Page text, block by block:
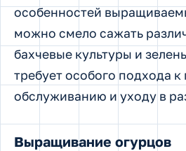
особенностей
можно смело сажать
бахчевые культуры и
требует особого подхода к
обслуживанию и уходу в
Выращивание огурцов